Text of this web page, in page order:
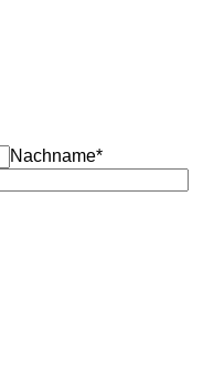
Nachname*